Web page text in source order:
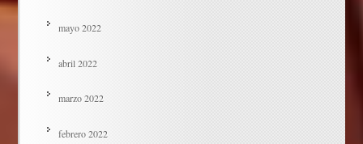
mayo 2022
abril 2022
marzo 2022
febrero 2022